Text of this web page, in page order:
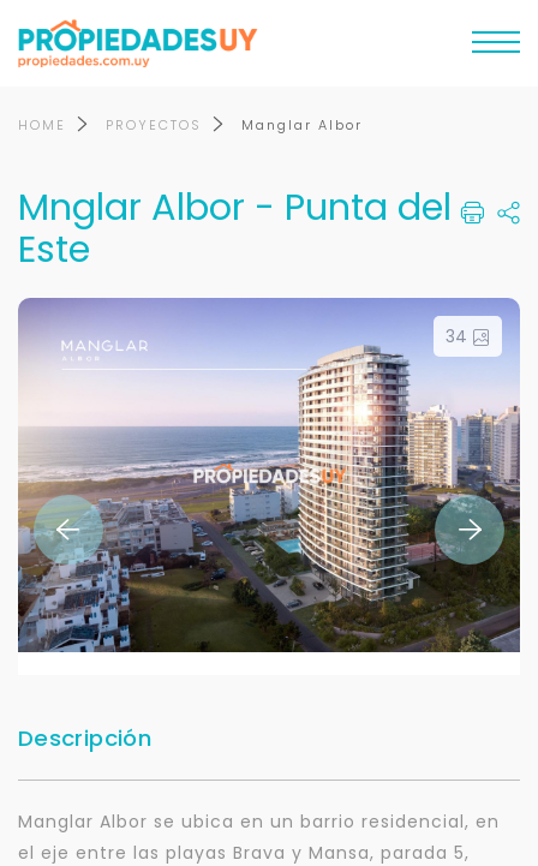
HOME PROYECTOS Manglar Albor
Mnglar Albor - Punta del
Este
34
Descripción
Manglar Albor se ubica en un barrio residencial, en
el eje entre las playas Brava y Mansa, parada 5,